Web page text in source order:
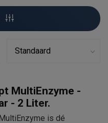
MultiEnzyme -
- 2 Liter.
is dé